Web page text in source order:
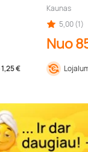
1,25 €
Kaunas
5,00 (1)
Nuo